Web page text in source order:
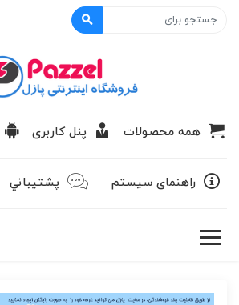
همه محصولات پنل کاربری
راهنمای سیستم پشتيباني